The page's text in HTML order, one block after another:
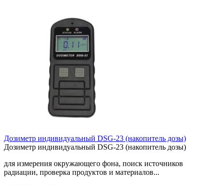
Дозиметр индивидуальный DSG-23 (накопитель дозы)
Дозиметр индивидуальный DSG-23 (накопитель дозы)
для измерения окружающего фона, поиск источников
радиации, проверка продуктов и материалов...